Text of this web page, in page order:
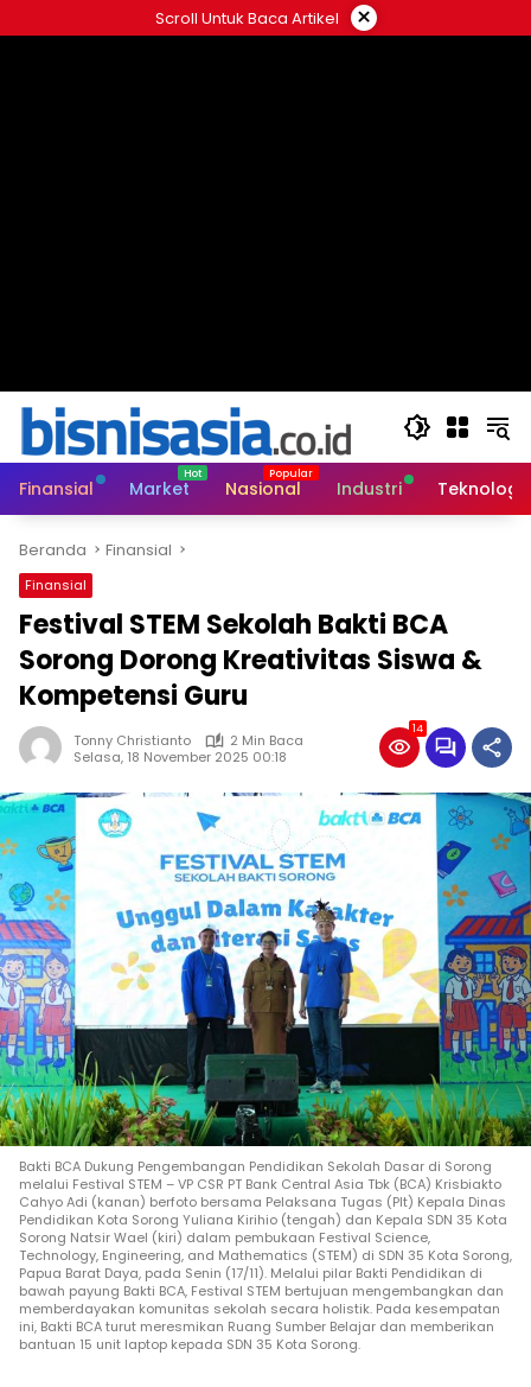
ke
Scroll Untuk Baca Artikel ×
Finansial Market Nasional Industri Teknologi
Beranda Finansial
Finansial
Festival STEM Sekolah Bakti BCA
Sorong Dorong Kreativitas Siswa &
Kompetensi Guru
Tonny Christianto
2 Min Baca
Selasa, 18 November 2025 00:18
14
Bakti BCA Dukung Pengembangan Pendidikan Sekolah Dasar di Sorong
melalui Festival STEM – VP CSR PT Bank Central Asia Tbk (BCA) Krisbiakto
Cahyo Adi (kanan) berfoto bersama Pelaksana Tugas (Plt) Kepala Dinas
Pendidikan Kota Sorong Yuliana Kirihio (tengah) dan Kepala SDN 35 Kota
Sorong Natsir Wael (kiri) dalam pembukaan Festival Science,
Technology, Engineering, and Mathematics (STEM) di SDN 35 Kota Sorong,
Papua Barat Daya, pada Senin (17/11). Melalui pilar Bakti Pendidikan di
bawah payung Bakti BCA, Festival STEM bertujuan mengembangkan dan
memberdayakan komunitas sekolah secara holistik. Pada kesempatan
ini, Bakti BCA turut meresmikan Ruang Sumber Belajar dan memberikan
bantuan 15 unit laptop kepada SDN 35 Kota Sorong.